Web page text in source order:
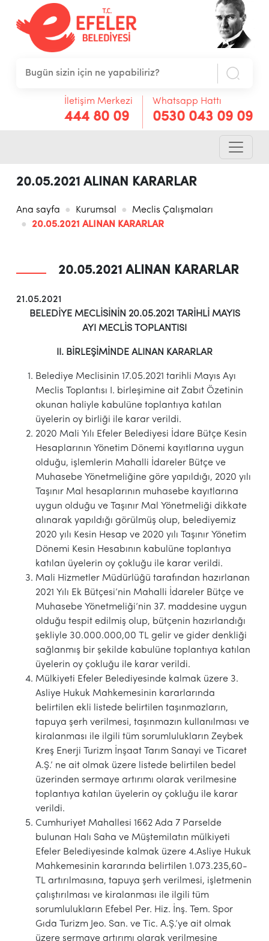
İletişim Merkezi
444 80 09
Whatsapp Hattı
0530 043 09 09
20.05.2021 ALINAN KARARLAR
Ana sayfa Kurumsal
Meclis Çalışmaları
20.05.2021 ALINAN KARARLAR
20.05.2021 ALINAN KARARLAR
21.05.2021
BELEDİYE MECLİSİNİN 20.05.2021 TARİHLİ MAYIS
AYI MECLİS TOPLANTISI
II. BİRLEŞİMİNDE ALINAN KARARLAR
Belediye Meclisinin 17.05.2021 tarihli Mayıs Ayı
Meclis Toplantısı I. birleşimine ait Zabıt Özetinin
okunan haliyle kabulüne toplantıya katılan
üyelerin oy birliği ile karar verildi.
2020 Mali Yılı Efeler Belediyesi İdare Bütçe Kesin
Hesaplarının Yönetim Dönemi kayıtlarına uygun
olduğu, işlemlerin Mahalli İdareler Bütçe ve
Muhasebe Yönetmeliğine göre yapıldığı, 2020 yılı
Taşınır Mal hesaplarının muhasebe kayıtlarına
uygun olduğu ve Taşınır Mal Yönetmeliği dikkate
alınarak yapıldığı görülmüş olup, belediyemiz
2020 yılı Kesin Hesap ve 2020 yılı Taşınır Yönetim
Dönemi Kesin Hesabının kabulüne toplantıya
katılan üyelerin oy çokluğu ile karar verildi.
Mali Hizmetler Müdürlüğü tarafından hazırlanan
2021 Yılı Ek Bütçesi’nin Mahalli İdareler Bütçe ve
Muhasebe Yönetmeliği’nin 37. maddesine uygun
olduğu tespit edilmiş olup, bütçenin hazırlandığı
şekliyle 30.000.000,00 TL gelir ve gider denkliği
sağlanmış bir şekilde kabulüne toplantıya katılan
üyelerin oy çokluğu ile karar verildi.
Mülkiyeti Efeler Belediyesinde kalmak üzere 3.
Asliye Hukuk Mahkemesinin kararlarında
belirtilen ekli listede belirtilen taşınmazların,
tapuya şerh verilmesi, taşınmazın kullanılması ve
kiralanması ile ilgili tüm sorumlulukların Zeybek
Kreş Enerji Turizm İnşaat Tarım Sanayi ve Ticaret
A.Ş.’ ne ait olmak üzere listede belirtilen bedel
üzerinden sermaye artırımı olarak verilmesine
toplantıya katılan üyelerin oy çokluğu ile karar
verildi.
Cumhuriyet Mahallesi 1662 Ada 7 Parselde
bulunan Halı Saha ve Müştemilatın mülkiyeti
Efeler Belediyesinde kalmak üzere 4.Asliye Hukuk
Mahkemesinin kararında belirtilen 1.073.235,60-
TL artırılmasına, tapuya şerh verilmesi, işletmenin
çalıştırılması ve kiralanması ile ilgili tüm
sorumlulukların Efebel Per. Hiz. İnş. Tem. Spor
Gıda Turizm Jeo. San. ve Tic. A.Ş.’ye ait olmak
üzere sermaye artırımı olarak verilmesine